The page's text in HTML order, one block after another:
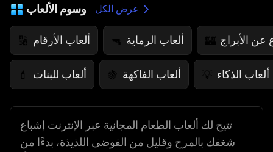
وسوم الألعاب عرض الكل
🔢 ألعاب الأرقام 🔫 ألعاب الرماية 🏰 عن الأبراج
💄 ألعاب للبنات 🍇 ألعاب الفاكهة 💡 ألعاب الذكاء
تتيح لك ألعاب الطعام المجانية عبر الإنترنت إشباع
شغفك بالمرح وقليل من الفوضى اللذيذة، بدءًا من